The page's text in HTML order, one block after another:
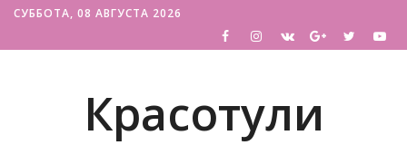
СУББОТА, 08 АВГУСТА 2026
Красотули